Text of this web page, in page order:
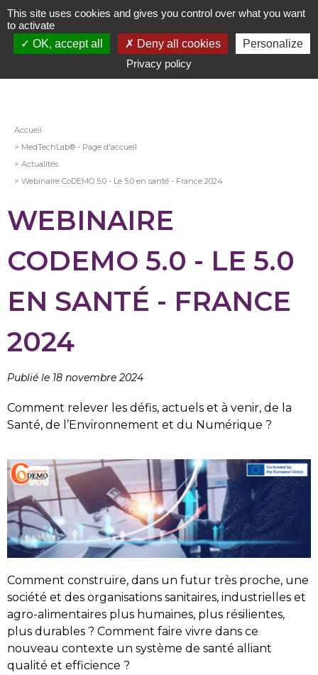
Aller
au
contenu
Fil
d'Ariane
Accueil
MedTechLab® - Page d'accueil
Actualités
Webinaire CoDEMO 5.0 - Le 5.0 en santé - France 2024
WEBINAIRE
CODEMO 5.0 - LE 5.0
EN SANTÉ - FRANCE
2024
Publié le 18 novembre 2024
Comment relever les défis, actuels et à venir, de la
Santé, de l’Environnement et du Numérique ?
Comment construire, dans un futur très proche, une
société et des organisations sanitaires, industrielles et
agro-alimentaires plus humaines, plus résilientes,
plus durables ? Comment faire vivre dans ce
nouveau contexte un système de santé alliant
qualité et efficience ?
This site uses cookies and gives you control over what you want
to activate
OK, accept all
Deny all cookies
Personalize
Privacy policy